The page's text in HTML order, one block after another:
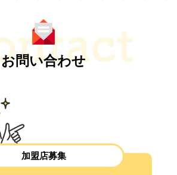
お問い合わせ
加盟店募集